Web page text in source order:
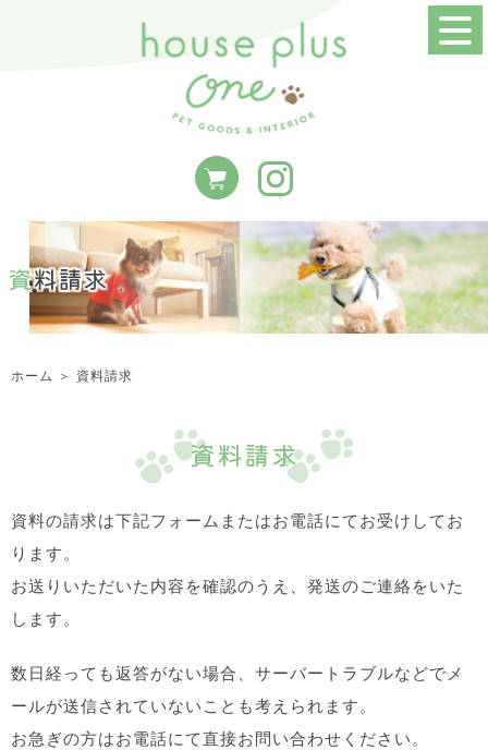
資料請求
ホーム ＞ 資料請求
資料請求
資料の請求は下記フォームまたはお電話にてお受けしてお
ります。
お送りいただいた内容を確認のうえ、発送のご連絡をいた
します。
数日経っても返答がない場合、サーバートラブルなどでメ
ールが送信されていないことも考えられます。
お急ぎの方はお電話にて直接お問い合わせください。